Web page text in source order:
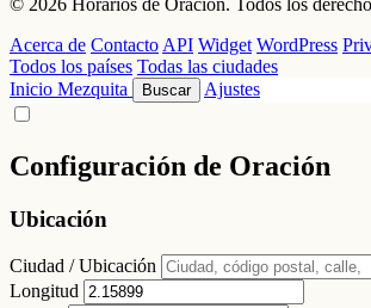
Acerca de Contacto API Widget WordPress
Todos los países Todas las ciudades
Inicio Mezquita Buscar Ajustes
Configuración de Oración
Ubicación
Ciudad / Ubicación
Longitud